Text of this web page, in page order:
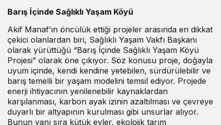
Barış İçinde Sağlıklı Yaşam Köyü
Akif Manaf’ın öncülük ettiği projeler arasında en dikkat
çekici olanlardan biri, Sağlıklı Yaşam Vakfı Başkanı
olarak yürüttüğü “Barış İçinde Sağlıklı Yaşam Köyü
Projesi” olarak öne çıkıyor. Söz konusu proje, doğayla
uyum içinde, kendi kendine yetebilen, sürdürülebilir ve
barış temelli bir yaşam modelini temsil ediyor. Projede
enerji ihtiyacının yenilenebilir kaynaklardan
karşılanması, karbon ayak izinin azaltılması ve çevreye
duyarlı bir altyapının kurulması gibi unsurlar alıyor.
Bunun yanı sıra kütük evler, ekolojik tarım